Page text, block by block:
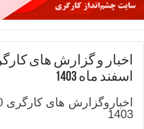
اسفند ماه 1403
1403